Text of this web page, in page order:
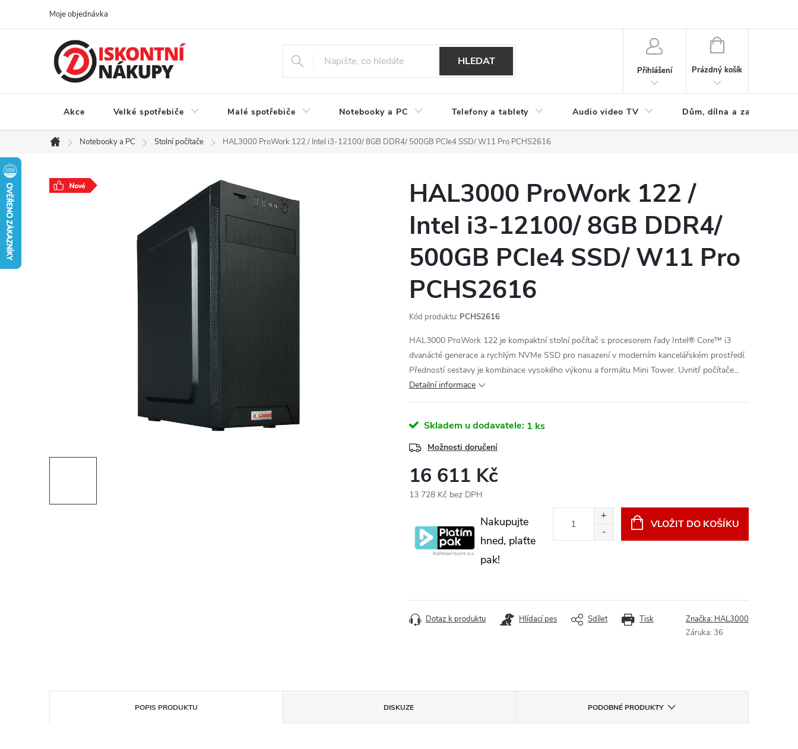
Moje objednávka
HLEDAT
Přihlášení
NÁKUPNÍ
Prázdný košík
Akce Velké spotřebiče Malé spotřebiče Notebooky a PC Telefony a tablety Audio video TV Dům, dílna a zahrada
Domů
Notebooky a PC Stolní počítače HAL3000 ProWork 122 / Intel i3-12100/ 8GB DDR4/ 500GB PCIe4 SSD/ W11 Pro PCHS2616
HAL3000 ProWork 122 /
Intel i3-12100/ 8GB DDR4/
500GB PCIe4 SSD/ W11 Pro
PCHS2616
Kód produktu: PCHS2616
HAL3000 ProWork 122 je kompaktní stolní počítač s procesorem řady Intel® Core™ i3
dvanácté generace a rychlým NVMe SSD pro nasazení v moderním kancelářském prostředí.
Předností sestavy je kombinace vysokého výkonu a formátu Mini Tower. Uvnitř počítače...
Detailní informace
Skladem u dodavatele: 1 ks
Možnosti doručení
16 611 Kč
13 728 Kč bez DPH
Nakupujte
hned, plaťte
pak!
VLOŽIT DO KOŠÍKU
Tisk
Dotaz k produktu Hlídací pes Sdílet Značka: HAL3000
Záruka: 36
POPIS PRODUKTU DISKUZE PODOBNÉ PRODUKTY